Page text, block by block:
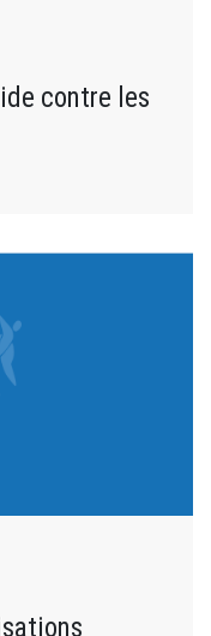
contre les